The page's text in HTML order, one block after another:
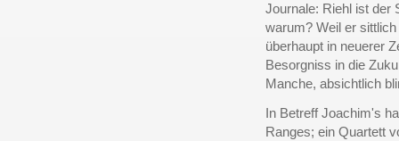
Journale: Riehl ist der
warum? Weil er
überhaupt in neuerer
Besorgniss in die
Manche, absichtlich
In Betreff Joachim's
Ranges; ein Quartett